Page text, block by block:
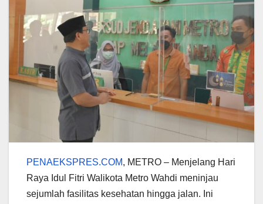
PENAEKSPRES.COM, METRO – Menjelang Hari
Raya Idul Fitri Walikota Metro Wahdi meninjau
sejumlah fasilitas kesehatan hingga jalan. Ini